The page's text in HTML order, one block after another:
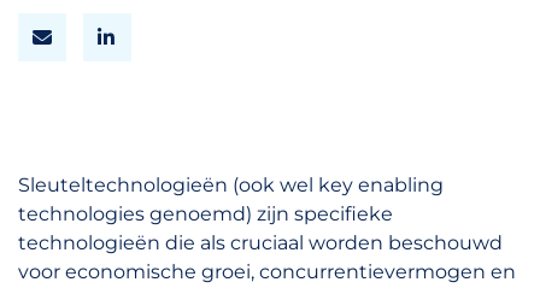
Sleuteltechnologieën (ook wel key enabling
technologies genoemd) zijn specifieke
technologieën die als cruciaal worden beschouwd
voor economische groei, concurrentievermogen en